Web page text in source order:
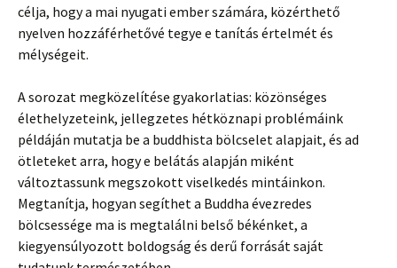
célja, hogy a mai nyugati ember számára, közérthető
nyelven hozzáférhetővé tegye e tanítás értelmét és
mélységeit.
A sorozat megközelítése gyakorlatias: közönséges
élethelyzeteink, jellegzetes hétköznapi problémáink
példáján mutatja be a buddhista bölcselet alapjait, és ad
ötleteket arra, hogy e belátás alapján miként
változtassunk megszokott viselkedés mintáinkon.
Megtanítja, hogyan segíthet a Buddha évezredes
bölcsessége ma is megtalálni belső békénket, a
kiegyensúlyozott boldogság és derű forrását saját